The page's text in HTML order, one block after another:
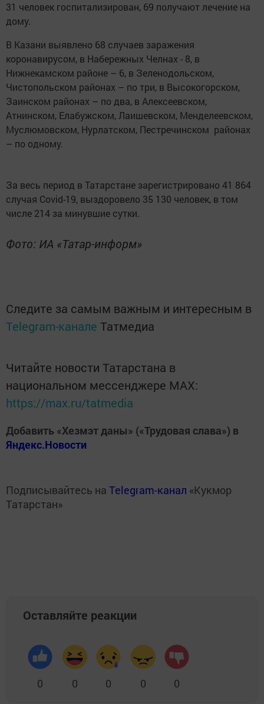
31 человек госпитализирован, 69 получают лечение на
дому.
В Казани выявлено 68 случаев заражения
коронавирусом, в Набережных Челнах - 8, в
Нижнекамском районе – 6, в Зеленодольском,
Чистопольском районах – по три, в Высокогорском,
Заинском районах – по два, в Алексеевском,
Атнинском, Елабужском, Лаишевском, Менделеевском,
Муслюмовском, Нурлатском, Пестречинском районах
– по одному.
За весь период в Татарстане зарегистрировано 41 864
случая Covid-19, выздоровело 35 130 человек, в том
числе 214 за минувшие сутки.
Фото: ИА «Татар-информ»
Следите за самым важным и интересным в
Telegram-канале Татмедиа
Читайте новости Татарстана в
национальном мессенджере MАХ:
https://max.ru/tatmedia
Добавить «Хезмэт даны» («Трудовая слава») в
Яндекс.Новости
Подписывайтесь на Telegram-канал «Кукмор
Татарстан»
Оставляйте реакции
0 0 0 0 0